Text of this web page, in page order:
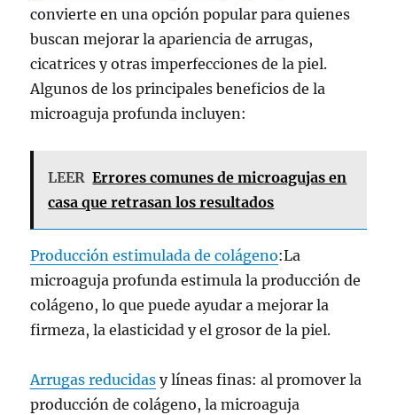
convierte en una opción popular para quienes
buscan mejorar la apariencia de arrugas,
cicatrices y otras imperfecciones de la piel.
Algunos de los principales beneficios de la
microaguja profunda incluyen:
LEER Errores comunes de microagujas en
casa que retrasan los resultados
Producción estimulada de colágeno:La
microaguja profunda estimula la producción de
colágeno, lo que puede ayudar a mejorar la
firmeza, la elasticidad y el grosor de la piel.
Arrugas reducidas y líneas finas: al promover la
producción de colágeno, la microaguja